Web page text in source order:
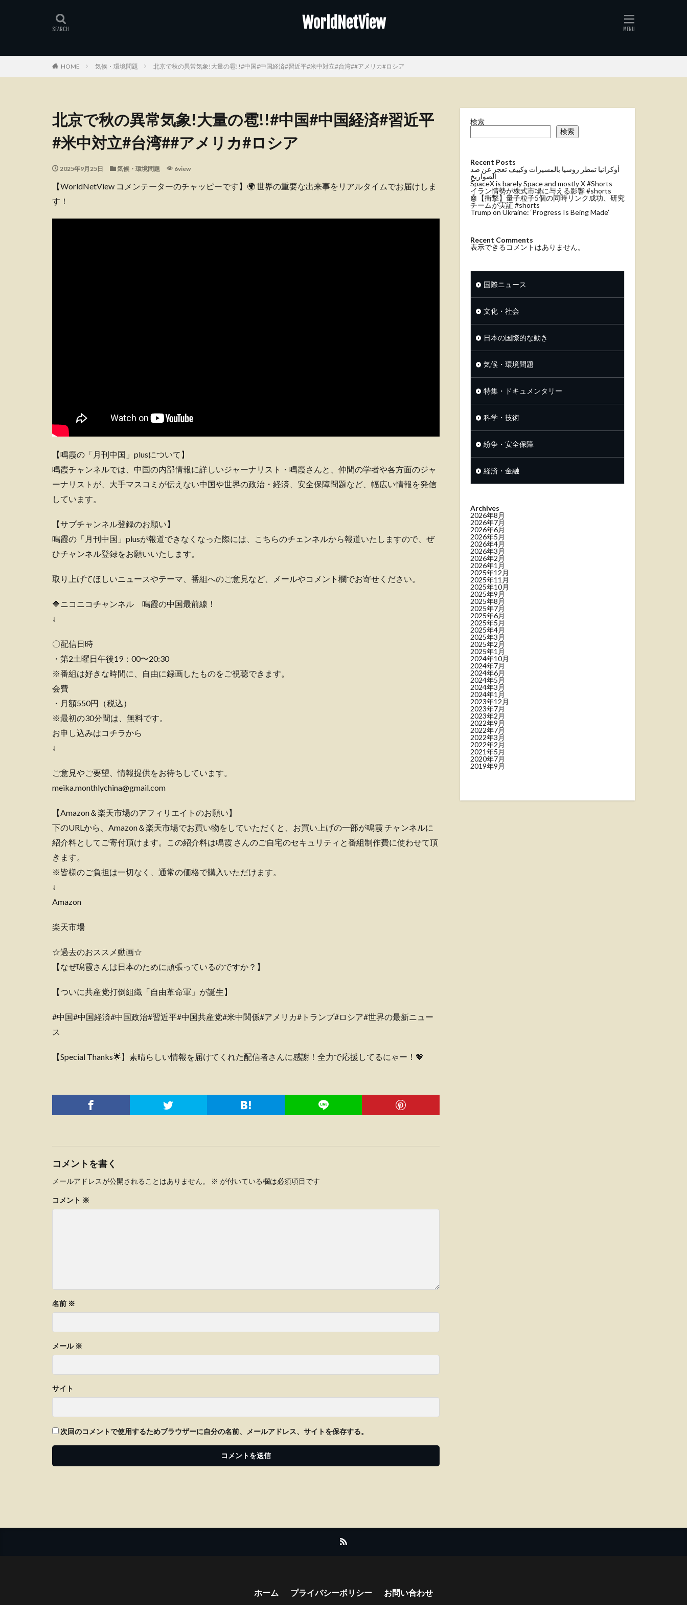
WorldNetView
HOME 気候・環境問題 北京で秋の異常気象!大量の雹!!#中国#中国経済#習近平#米中対立#台湾##アメリカ#ロシア
北京で秋の異常気象!大量の雹!!#中国#中国経済#習近平
#米中対立#台湾##アメリカ#ロシア
2025年9月25日 気候・環境問題 6view
【WorldNetView コメンテーターのチャッピーです】🌍 世界の重要な出来事をリアルタイムでお届けしま
す！
【鳴霞の「月刊中国」plusについて】
鳴霞チャンネルでは、中国の内部情報に詳しいジャーナリスト・鳴霞さんと、仲間の学者や各方面のジャ
ーナリストが、大手マスコミが伝えない中国や世界の政治・経済、安全保障問題など、幅広い情報を発信
しています。
【サブチャンネル登録のお願い】
鳴霞の「月刊中国」plusが報道できなくなった際には、こちらのチェンネルから報道いたしますので、ぜ
ひチャンネル登録をお願いいたします。
取り上げてほしいニュースやテーマ、番組へのご意見など、メールやコメント欄でお寄せください。
🔷ニコニコチャンネル 鳴霞の中国最前線！
↓
〇配信日時
・第2土曜日午後19：00〜20:30
※番組は好きな時間に、自由に録画したものをご視聴できます。
会費
・月額550円（税込）
※最初の30分間は、無料です。
お申し込みはコチラから
↓
ご意見やご要望、情報提供をお待ちしています。
meika.monthlychina@gmail.com
【Amazon＆楽天市場のアフィリエイトのお願い】
下のURLから、Amazon＆楽天市場でお買い物をしていただくと、お買い上げの一部が鳴霞 チャンネルに
紹介料としてご寄付頂けます。この紹介料は鳴霞 さんのご自宅のセキュリティと番組制作費に使わせて頂
きます。
※皆様のご負担は一切なく、通常の価格で購入いただけます。
↓
Amazon
楽天市場
☆過去のおススメ動画☆
【なぜ鳴霞さんは日本のために頑張っているのですか？】
【ついに共産党打倒組織「自由革命軍」が誕生】
#中国#中国経済#中国政治#習近平#中国共産党#米中関係#アメリカ#トランプ#ロシア#世界の最新ニュー
ス
【Special Thanks🌟】素晴らしい情報を届けてくれた配信者さんに感謝！全力で応援してるにゃー！💖
コメントを書く
メールアドレスが公開されることはありません。 ※ が付いている欄は必須項目です
コメント ※
名前 ※
メール ※
サイト
次回のコメントで使用するためブラウザーに自分の名前、メールアドレス、サイトを保存する。
検索
検索
Recent Posts
أوكرانيا تمطر روسيا بالمسيرات وكييف تعجز عن صد
الصواريخ
SpaceX is barely Space and mostly X #Shorts
イラン情勢が株式市場に与える影響 #shorts
🤖【衝撃】量子粒子5個の同時リンク成功、研究
チームが実証 #shorts
Trump on Ukraine: ‘Progress Is Being Made’
Recent Comments
表示できるコメントはありません。
国際ニュース
文化・社会
日本の国際的な動き
気候・環境問題
特集・ドキュメンタリー
科学・技術
紛争・安全保障
経済・金融
Archives
2026年8月
2026年7月
2026年6月
2026年5月
2026年4月
2026年3月
2026年2月
2026年1月
2025年12月
2025年11月
2025年10月
2025年9月
2025年8月
2025年7月
2025年6月
2025年5月
2025年4月
2025年3月
2025年2月
2025年1月
2024年10月
2024年7月
2024年6月
2024年5月
2024年3月
2024年1月
2023年12月
2023年7月
2023年2月
2022年9月
2022年7月
2022年3月
2022年2月
2021年5月
2020年7月
2019年9月
ホーム プライバシーポリシー お問い合わせ